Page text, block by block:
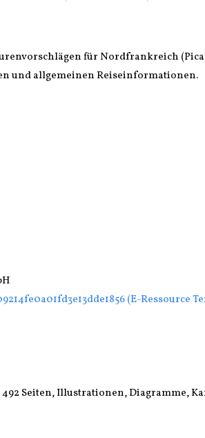
für Nordfrankreich
und allgemeinen Reiseinformationen.
(E-Ressource
Seiten, Illustrationen, Diagramme,